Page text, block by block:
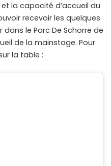
la capacité d’accueil du
recevoir les quelques
le Parc De Schorre de
de la mainstage. Pour
la table :